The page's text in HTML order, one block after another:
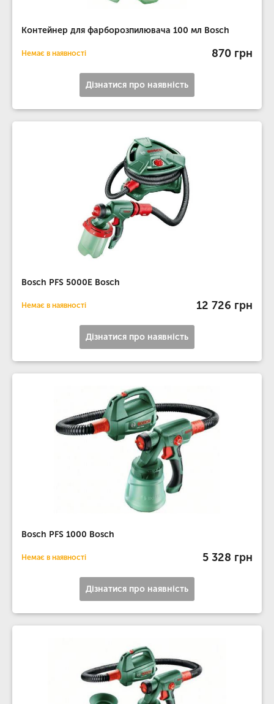
Контейнер для фарборозпилювача 100 мл Bosch
Немає в наявності 870 грн
Дізнатися про наявність
Bosch PFS 5000E Bosch
Немає в наявності 12 726 грн
Дізнатися про наявність
Bosch PFS 1000 Bosch
Немає в наявності 5 328 грн
Дізнатися про наявність